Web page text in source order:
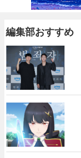
編集部おすすめ